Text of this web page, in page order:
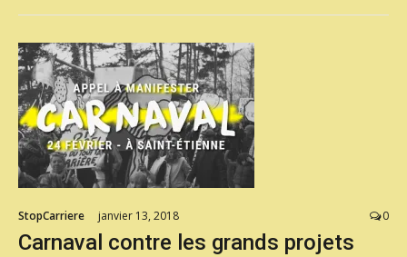
StopCarriere janvier 13, 2018 0
Carnaval contre les grands projets